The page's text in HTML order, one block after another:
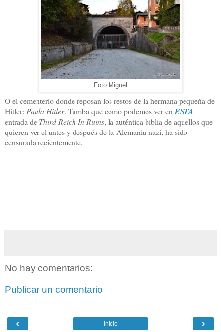
Foto Miguel
O el cementerio donde reposan los restos de la hermana pequeña de
Hitler: Paula Hitler. Tumba que como podemos ver en ESTA
entrada de Third Reich In Ruins, la auténtica biblia de aquellos que
quieren ver el antes y después de la Alemania nazi, ha sido
censurada recientemente.
No hay comentarios:
Publicar un comentario
‹ ›
Inicio